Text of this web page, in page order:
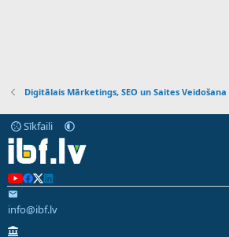
Digitālais Mārketings, SEO un Saites Veidošana
Sīkfaili
info@ibf.lv